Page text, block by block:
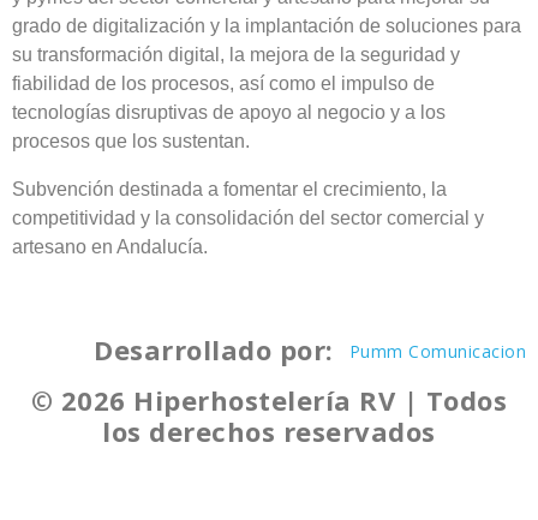
grado de digitalización y la implantación de soluciones para
su transformación digital, la mejora de la seguridad y
fiabilidad de los procesos, así como el impulso de
tecnologías disruptivas de apoyo al negocio y a los
procesos que los sustentan.
Subvención destinada a fomentar el crecimiento, la
competitividad y la consolidación del sector comercial y
artesano en Andalucía.
Desarrollado por: Pumm Comunicacion
© 2026 Hiperhostelería RV | Todos
los derechos reservados